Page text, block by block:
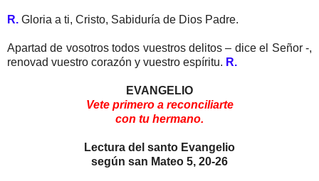
R. Gloria a ti, Cristo, Sabiduría de Dios Padre.
Apartad de vosotros todos vuestros delitos – dice el Señor -,
renovad vuestro corazón y vuestro espíritu. R.
EVANGELIO
Vete primero a reconciliarte
con tu hermano.
Lectura del santo Evangelio
según san Mateo 5, 20-26